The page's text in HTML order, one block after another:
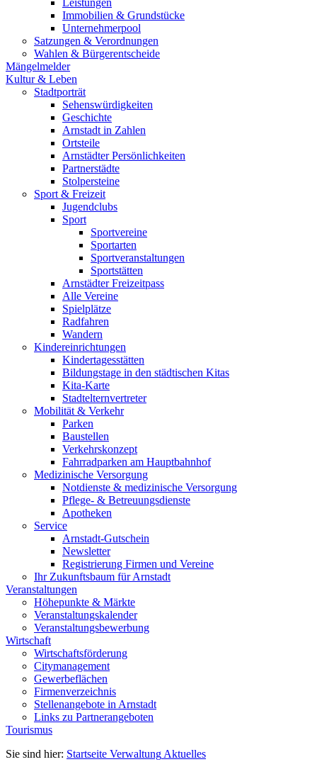
Leistungen
Immobilien & Grundstücke
Unternehmerpool
Satzungen & Verordnungen
Wahlen & Bürgerentscheide
Mängelmelder
Kultur & Leben
Stadtporträt
Sehenswürdigkeiten
Geschichte
Arnstadt in Zahlen
Ortsteile
Arnstädter Persönlichkeiten
Partnerstädte
Stolpersteine
Sport & Freizeit
Jugendclubs
Sport
Sportvereine
Sportarten
Sportveranstaltungen
Sportstätten
Arnstädter Freizeitpass
Alle Vereine
Spielplätze
Radfahren
Wandern
Kindereinrichtungen
Kindertagesstätten
Bildungstage in den städtischen Kitas
Kita-Karte
Stadtelternvertreter
Mobilität & Verkehr
Parken
Baustellen
Verkehrskonzept
Fahrradparken am Hauptbahnhof
Medizinische Versorgung
Notdienste & medizinische Versorgung
Pflege- & Betreuungsdienste
Apotheken
Service
Arnstadt-Gutschein
Newsletter
Registrierung Firmen und Vereine
Ihr Zukunftsbaum für Arnstadt
Veranstaltungen
Höhepunkte & Märkte
Veranstaltungskalender
Veranstaltungsbewerbung
Wirtschaft
Wirtschaftsförderung
Citymanagement
Gewerbeflächen
Firmenverzeichnis
Stellenangebote in Arnstadt
Links zu Partnerangeboten
Tourismus
Sie sind hier: Startseite Verwaltung Aktuelles